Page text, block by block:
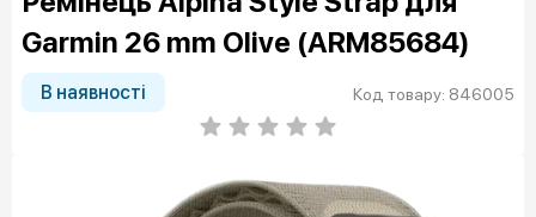
Garmin 26 mm Olive (ARM85684)
В наявності Код товару: 846005